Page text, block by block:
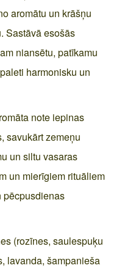
aromātu un krāšņu
Sastāvā esošās
niansētu, patīkamu
harmonisku un
note iepinas
savukārt zemeņu
un siltu vasaras
un mierīgiem rituāliem
(rozīnes, saulespuķu
lavanda, šampanieša